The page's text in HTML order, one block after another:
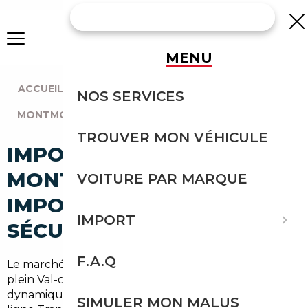
ACCUEIL AGENCE PARIS
MONTMORENCY (95160)
IMPORT VOITURE À
MONTMORENCY :
IMPORTEZ EN TOUTE
SÉCURITÉ
Le marché automobile autour de Montmorency, en
plein Val-d'Oise (95) et à proximité de Paris, est
dynamique : entre navetteurs qui empruntent la
MENU
NOS SERVICES
TROUVER MON VÉHICULE
VOITURE PAR MARQUE
IMPORT
F.A.Q
SIMULER MON MALUS